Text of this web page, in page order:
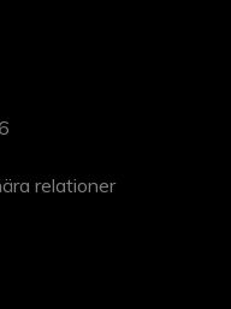
relationer